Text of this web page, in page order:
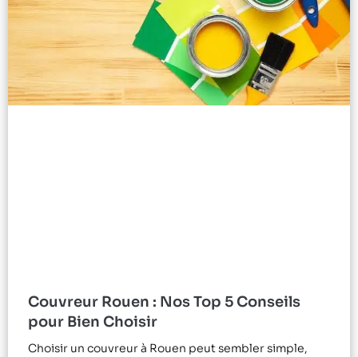
Couvreur Rouen : Nos Top 5 Conseils
pour Bien Choisir
Choisir un couvreur à Rouen peut sembler simple,